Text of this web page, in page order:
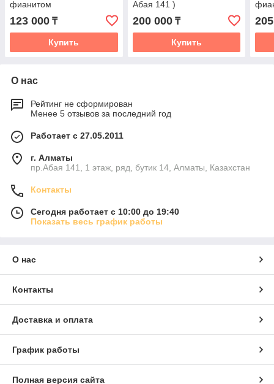
фианитом
123 000 ₸
Купить
Абая 141 )
200 000₸
Купить
О нас
Рейтинг не сформирован
Менее 5 отзывов за последний год
Работает с 27.05.2011
г. Алматы
пр.Абая 141, 1 этаж, ряд, бутик 14, Алматы, Казахстан
Контакты
Сегодня работает с 10:00 до 19:40
Показать весь график работы
О нас
Контакты
Доставка и оплата
График работы
Полная версия сайта